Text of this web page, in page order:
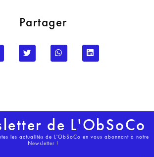
Partager
de L'ObSoCo
les actualités de L'ObSoCo en vous abonnant à notre
Newsletter !